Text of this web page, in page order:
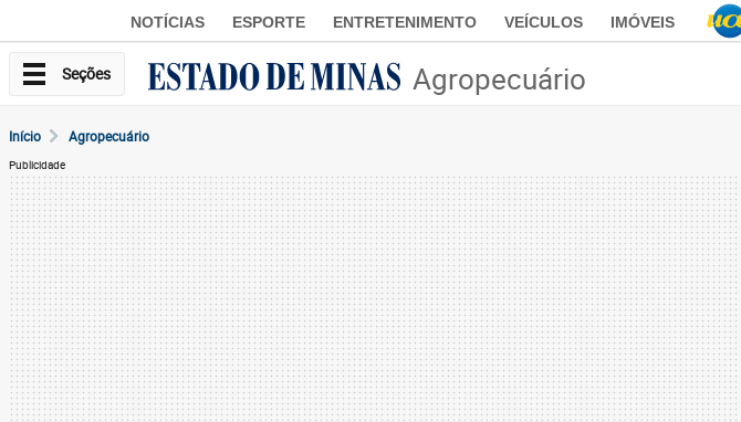
NOTÍCIAS ESPORTE ENTRETENIMENTO VEÍCULOS IMÓVEIS
Seções Agropecuário
Início Agropecuário
Publicidade